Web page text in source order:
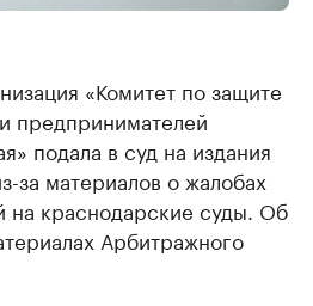
«Комитет по защите
предпринимателей
подала в суд на издания
за материалов о жалобах
на краснодарские суды. Об
Арбитражного